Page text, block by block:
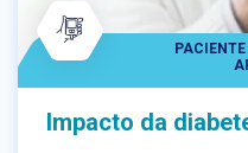
Impacto da